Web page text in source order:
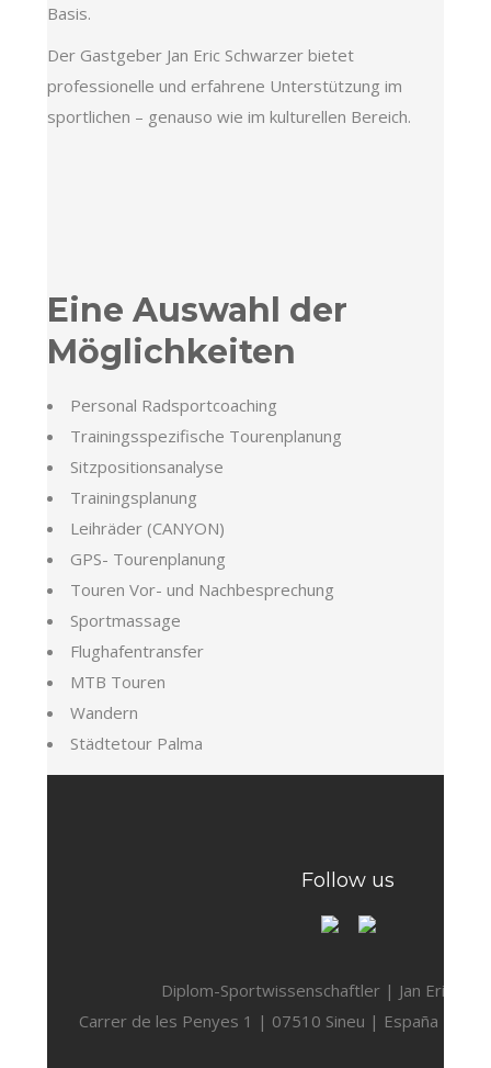
Basis.
Der Gastgeber Jan Eric Schwarzer bietet
professionelle und erfahrene Unterstützung im
sportlichen – genauso wie im kulturellen Bereich.
Eine Auswahl der
Möglichkeiten
Personal Radsportcoaching
Trainingsspezifische Tourenplanung
Sitzpositionsanalyse
Trainingsplanung
Leihräder (CANYON)
GPS- Tourenplanung
Touren Vor- und Nachbesprechung
Sportmassage
Flughafentransfer
MTB Touren
Wandern
Städtetour Palma
Follow us
Diplom-Sportwissenschaftler | Jan Eric
Carrer de les Penyes 1 | 07510 Sineu | España | Tel